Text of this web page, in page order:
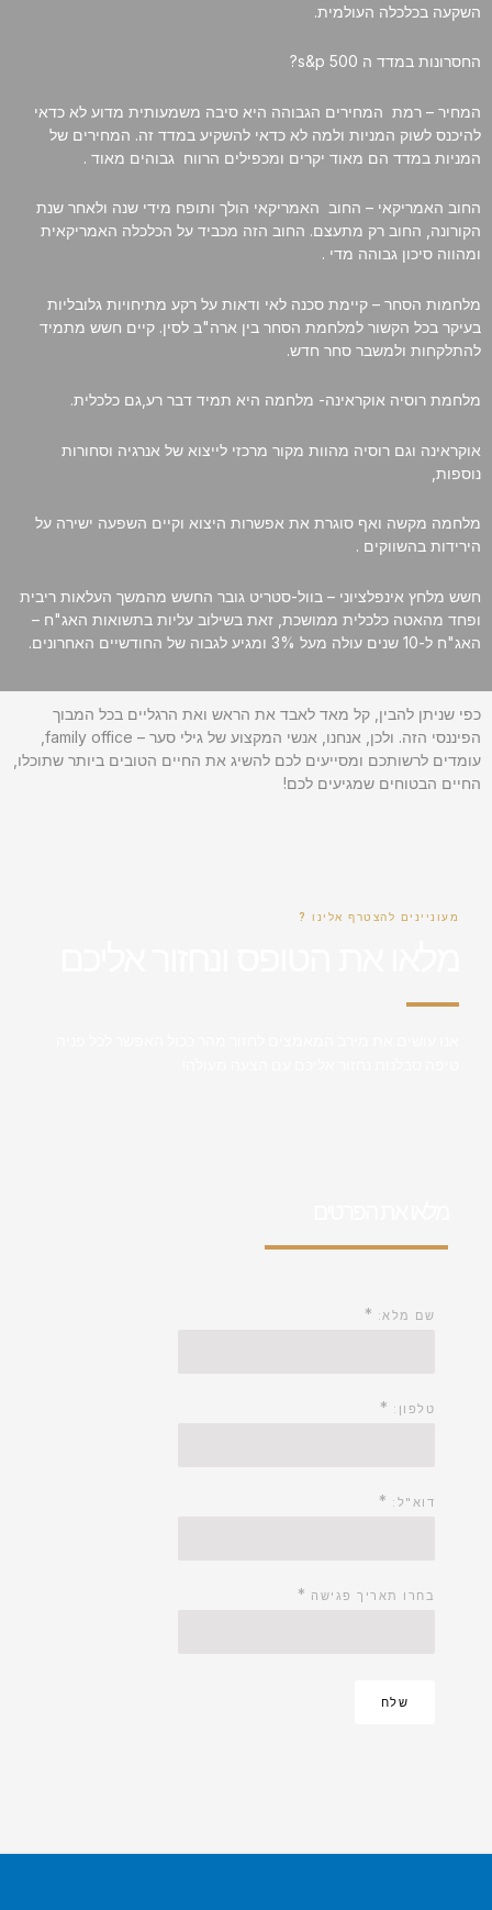
השקעה בכלכלה העולמית.
החסרונות במדד ה s&p 500?
המחיר – רמת המחירים הגבוהה היא סיבה משמעותית מדוע לא כדאי
להיכנס לשוק המניות ולמה לא כדאי להשקיע במדד זה. המחירים של
המניות במדד הם מאוד יקרים ומכפילים הרווח גבוהים מאוד .
החוב האמריקאי – החוב האמריקאי הולך ותופח מידי שנה ולאחר שנת
הקורונה, החוב רק מתעצם. החוב הזה מכביד על הכלכלה האמריקאית
ומהווה סיכון גבוהה מדי .
מלחמות הסחר – קיימת סכנה לאי ודאות על רקע מתיחויות גלובליות
בעיקר בכל הקשור למלחמת הסחר בין ארה"ב לסין. קיים חשש מתמיד
להתלקחות ולמשבר סחר חדש.
מלחמת רוסיה אוקראינה- מלחמה היא תמיד דבר רע,גם כלכלית.
אוקראינה וגם רוסיה מהוות מקור מרכזי לייצוא של אנרגיה וסחורות
נוספות,
מלחמה מקשה ואף סוגרת את אפשרות היצוא וקיים השפעה ישירה על
הירידות בהשווקים .
חשש מלחץ אינפלציוני – בוול-סטריט גובר החשש מהמשך העלאות ריבית
ופחד מהאטה כלכלית ממושכת, זאת בשילוב עליות בתשואות האג"ח –
האג"ח ל-10 שנים עולה מעל 3% ומגיע לגבוה של החודשיים האחרונים.
כפי שניתן להבין, קל מאד לאבד את הראש ואת הרגליים בכל המבוך
עומדים לרשותכם ומסייעים לכם להשיג את החיים הטובים ביותר שתוכלו,
החיים הבטוחים שמגיעים לכם!
מעוניינים להצטרף אלינו ?
שם מלא: *
טלפון: *
דוא"ל: *
בחרו תאריך פגישה *
שלח